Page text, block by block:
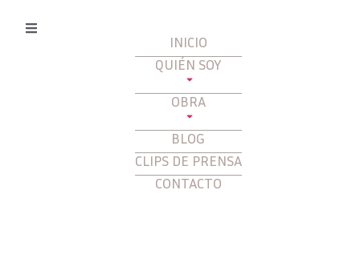
INICIO
QUIÉN SOY
OBRA
BLOG
CLIPS DE PRENSA
CONTACTO